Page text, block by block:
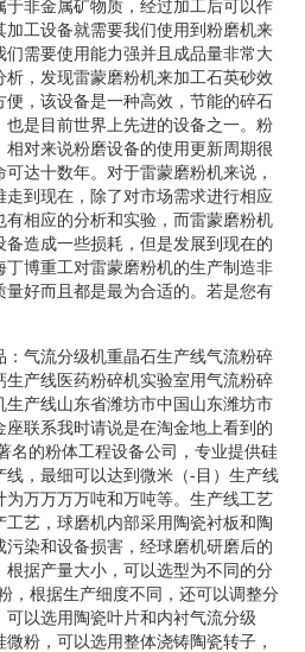
非金属矿物质，经过加工后可以作
工设备就需要我们使用到粉磨机来
需要使用能力强并且成品量非常大
，发现雷蒙磨粉机来加工石英砂效
，该设备是一种高效，节能的碎石
是目前世界上先进的设备之一。粉
对来说粉磨设备的使用更新周期很
达十数年。对于雷蒙磨粉机来说，
到现在，除了对市场需求进行相应
相应的分析和实验，而雷蒙磨粉机
造成一些损耗，但是发展到现在的
博重工对雷蒙磨粉机的生产制造非
好而且都是最为合适的。若是您有
气流分级机重晶石生产线气流粉碎
产线医药粉碎机实验室用气流粉碎
产线山东省潍坊市中国山东潍坊市
联系我时请说是在淘金地上看到的
名的粉体工程设备公司，专业提供硅
，最细可以达到微米（-目）生产线
万万万万吨和万吨等。生产线工艺
艺，球磨机内部采用陶瓷衬板和陶
染和设备损害，经球磨机研磨后的
据产量大小，可以选型为不同的分
，根据生产细度不同，还可以调整分
以选用陶瓷叶片和内衬气流分级
粉，可以选用整体浇铸陶瓷转子，